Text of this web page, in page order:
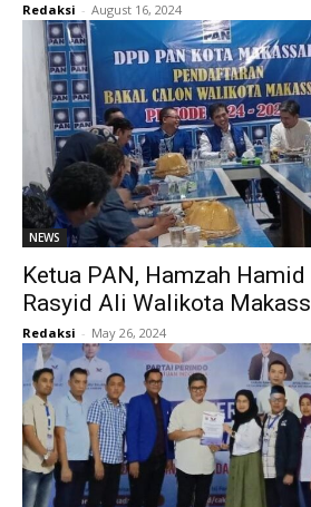
Redaksi - August 16, 2024
NEWS
Ketua PAN, Hamzah
Rasyid Ali Walikota
Redaksi - May 26, 2024